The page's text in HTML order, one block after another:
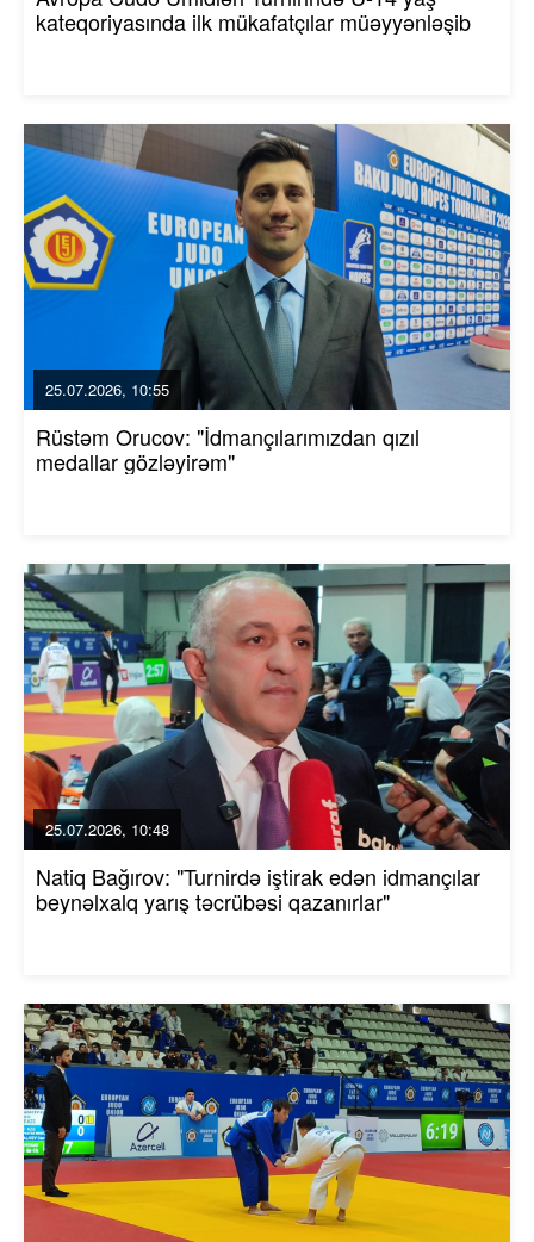
kateqoriyasında ilk mükafatçılar müəyyənləşib
25.07.2026, 10:55
Rüstəm Orucov: "İdmançılarımızdan qızıl
medallar gözləyirəm"
25.07.2026, 10:48
Natiq Bağırov: "Turnirdə iştirak edən idmançılar
beynəlxalq yarış təcrübəsi qazanırlar"